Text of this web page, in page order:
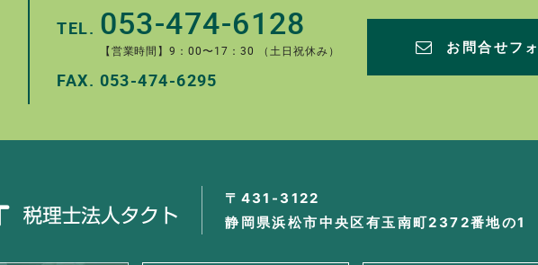
TEL. 053-474-6128
【営業時間】9：00〜17：30 （土日祝休み）
FAX. 053-474-6295
お問合せフ
〒431-3122
静岡県浜松市中央区有玉南町2372番地の1